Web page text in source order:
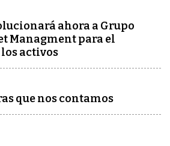
ahora a Grupo
Managment para el
activos
que nos contamos